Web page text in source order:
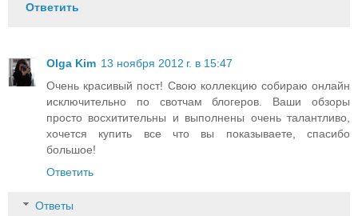
Ответить
Olga Kim 13 ноября 2012 г. в 15:47
Очень красивый пост! Свою коллекцию собираю онлайн
исключительно по свотчам блогеров. Ваши обзоры
просто восхитительны и выполнены очень талантливо,
хочется купить все что вы показываете, спасибо
большое!
Ответить
Ответы